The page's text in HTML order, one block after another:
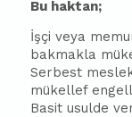
Bu haktan;
İşçi veya
bakmakla
Serbest
mükellef
Basit usulde